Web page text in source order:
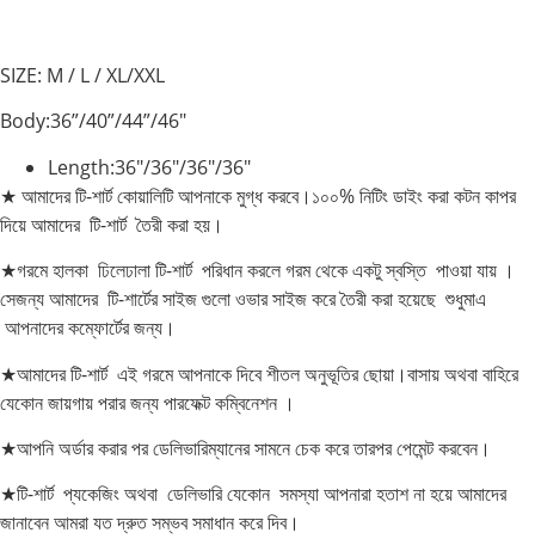
SIZE: M / L / XL/XXL
Body:36”/40”/44”/46″
Length:36″/36″/36″/36″
★ আমাদের টি-শার্ট কোয়ালিটি আপনাকে মুগ্ধ করবে।১০০% নিটিং ডাইং করা কটন কাপর
দিয়ে আমাদের টি-শার্ট তৈরী করা হয়।
★গরমে হালকা ঢিলেঢালা টি-শার্ট পরিধান করলে গরম থেকে একটু স্বস্তি পাওয়া যায় ।
সেজন্য আমাদের টি-শার্টের সাইজ গুলো ওভার সাইজ করে তৈরী করা হয়েছে শুধুমাএ
আপনাদের কম্ফোর্টের জন্য।
★আমাদের টি-শার্ট এই গরমে আপনাকে দিবে শীতল অনুভূতির ছোয়া।বাসায় অথবা বাহিরে
যেকোন জায়গায় পরার জন্য পারফেক্ট কম্বিনেশন ।
★আপনি অর্ডার করার পর ডেলিভারিম্যানের সামনে চেক করে তারপর পেমেন্ট করবেন।
★টি-শার্ট প্যকেজিং অথবা ডেলিভারি যেকোন সমস্যা আপনারা হতাশ না হয়ে আমাদের
জানাবেন আমরা যত দ্রুত সম্ভব সমাধান করে দিব।